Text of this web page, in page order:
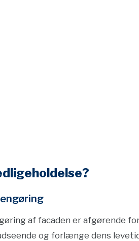
af facaden er afgørende
og forlænge dens